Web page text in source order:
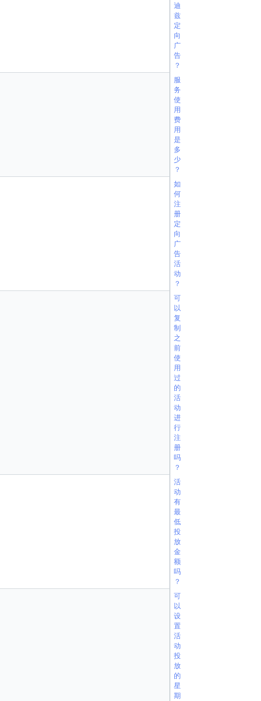
迪
兹
定
向
广
告
？
服
务
使
用
费
用
是
多
少
？
如
何
注
册
定
向
广
告
活
动
？
可
以
复
制
之
前
使
用
过
的
活
动
进
行
注
册
吗
？
活
动
有
最
低
投
放
金
额
吗
？
可
以
设
置
活
动
投
放
的
星
期